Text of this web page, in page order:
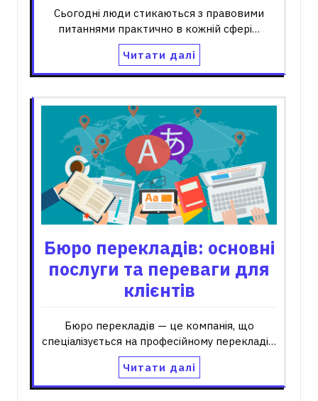
Сьогодні люди стикаються з правовими
питаннями практично в кожній сфері…
Читати далі
Бюро перекладів: основні
послуги та переваги для
клієнтів
Бюро перекладів — це компанія, що
спеціалізується на професійному перекладі…
Читати далі